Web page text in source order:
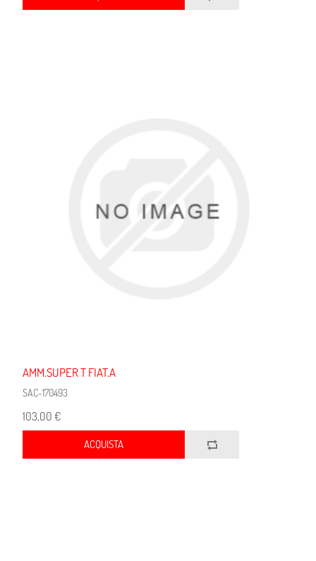
AMM.SUPER T FIAT.A
SAC-170493
103,00 €
ACQUISTA